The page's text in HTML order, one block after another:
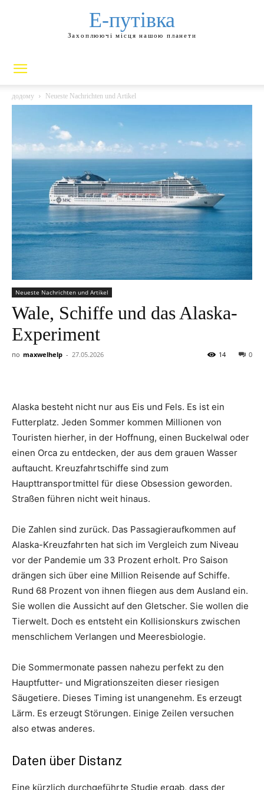
Е-путівка
Захоплюючі місця нашою планети
додому Neueste Nachrichten und Artikel
Neueste Nachrichten und Artikel
Wale, Schiffe und das Alaska-
Experiment
по maxwelhelp - 27.05.2026 0
14
Alaska besteht nicht nur aus Eis und Fels. Es ist ein
Futterplatz. Jeden Sommer kommen Millionen von
Touristen hierher, in der Hoffnung, einen Buckelwal oder
einen Orca zu entdecken, der aus dem grauen Wasser
auftaucht. Kreuzfahrtschiffe sind zum
Haupttransportmittel für diese Obsession geworden.
Straßen führen nicht weit hinaus.
Die Zahlen sind zurück. Das Passagieraufkommen auf
Alaska-Kreuzfahrten hat sich im Vergleich zum Niveau
vor der Pandemie um 33 Prozent erholt. Pro Saison
drängen sich über eine Million Reisende auf Schiffe.
Rund 68 Prozent von ihnen fliegen aus dem Ausland ein.
Sie wollen die Aussicht auf den Gletscher. Sie wollen die
Tierwelt. Doch es entsteht ein Kollisionskurs zwischen
menschlichem Verlangen und Meeresbiologie.
Die Sommermonate passen nahezu perfekt zu den
Hauptfutter- und Migrationszeiten dieser riesigen
Säugetiere. Dieses Timing ist unangenehm. Es erzeugt
Lärm. Es erzeugt Störungen. Einige Zeilen versuchen
also etwas anderes.
Daten über Distanz
Eine kürzlich durchgeführte Studie ergab, dass der